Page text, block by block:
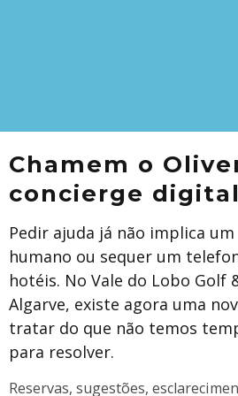
Chamem o
concierge digital
Pedir ajuda já não implica
humano ou sequer um
hotéis. No Vale do Lobo Golf
Algarve, existe agora uma
tratar do que não temos
para resolver.
Reservas, sugestões,